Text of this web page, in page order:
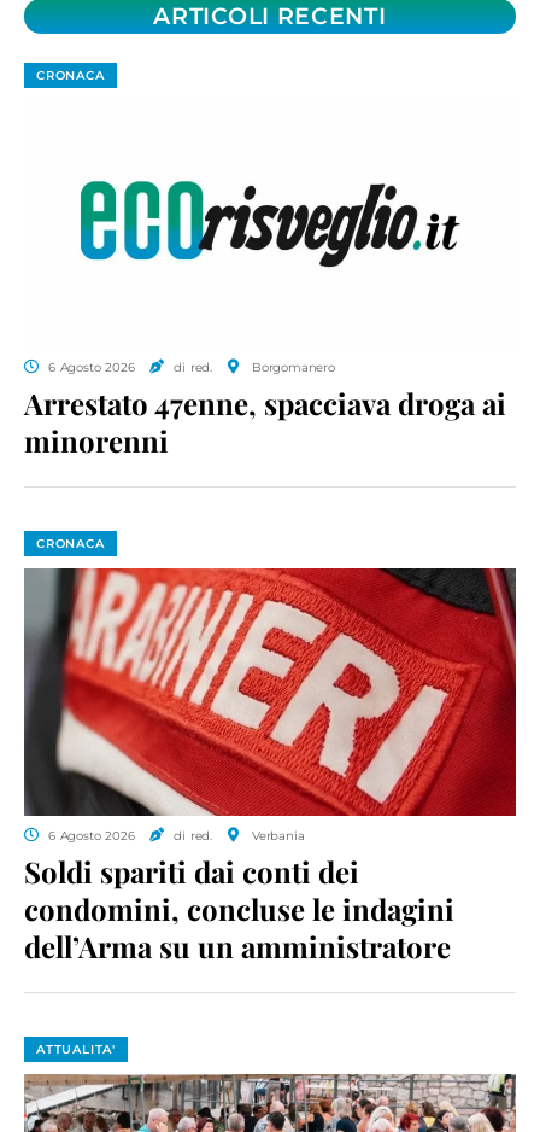
ARTICOLI RECENTI
CRONACA
6 Agosto 2026 di red. Borgomanero
Arrestato 47enne, spacciava droga ai
minorenni
CRONACA
6 Agosto 2026 di red. Verbania
Soldi spariti dai conti dei
condomini, concluse le indagini
dell’Arma su un amministratore
ATTUALITA'